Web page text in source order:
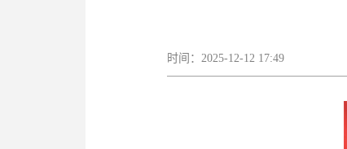
时间：2025-12-12 17:49